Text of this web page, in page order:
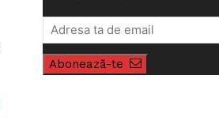
Abonează-te